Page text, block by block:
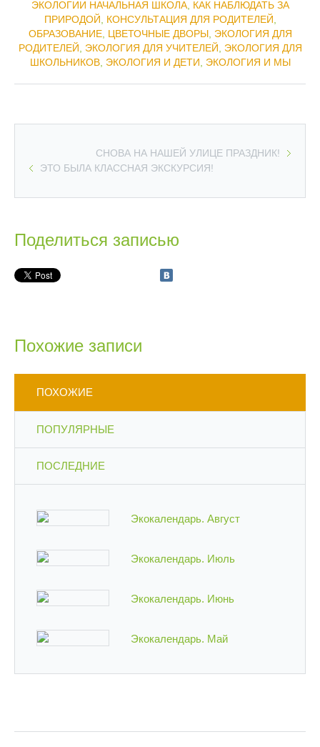
ЭКОЛОГИИ НАЧАЛЬНАЯ ШКОЛА, КАК НАБЛЮДАТЬ ЗА
ПРИРОДОЙ
КОНСУЛЬТАЦИЯ ДЛЯ РОДИТЕЛЕЙ
ОБРАЗОВАНИЕ, ЦВЕТОЧНЫЕ ДВОРЫ, ЭКОЛОГИЯ ДЛЯ
РОДИТЕЛЕЙ
ЭКОЛОГИЯ ДЛЯ УЧИТЕЛЕЙ
ЭКОЛОГИЯ ДЛЯ
ШКОЛЬНИКОВ, ЭКОЛОГИЯ И ДЕТИ ЭКОЛОГИЯ И МЫ
СНОВА НА НАШЕЙ УЛИЦЕ ПРАЗДНИК!
ЭТО БЫЛА КЛАССНАЯ ЭКСКУРСИЯ!
Поделиться записью
Похожие записи
ПОХОЖИЕ
ПОПУЛЯРНЫЕ
ПОСЛЕДНИЕ
Экокалендарь. Август
Экокалендарь. Июль
Экокалендарь. Июнь
Экокалендарь. Май